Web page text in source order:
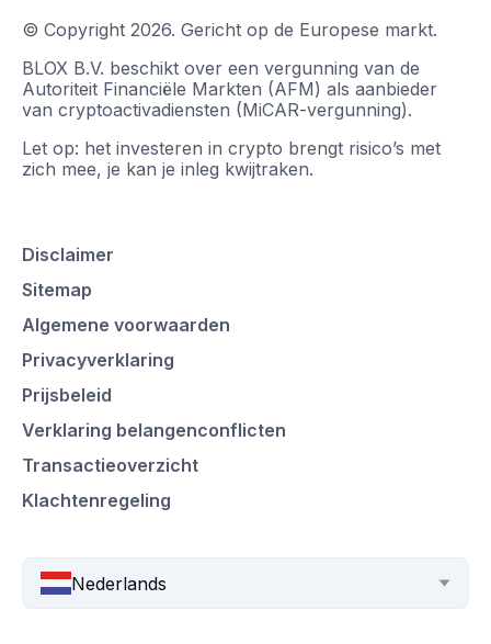
© Copyright 2026. Gericht op de Europese markt.
BLOX B.V. beschikt over een vergunning van de
Autoriteit Financiële Markten (AFM) als aanbieder
van cryptoactivadiensten (MiCAR-vergunning).
Let op: het investeren in crypto brengt risico’s met
zich mee, je kan je inleg kwijtraken.
Disclaimer
Sitemap
Algemene voorwaarden
Privacyverklaring
Prijsbeleid
Verklaring belangenconflicten
Transactieoverzicht
Klachtenregeling
Nederlands